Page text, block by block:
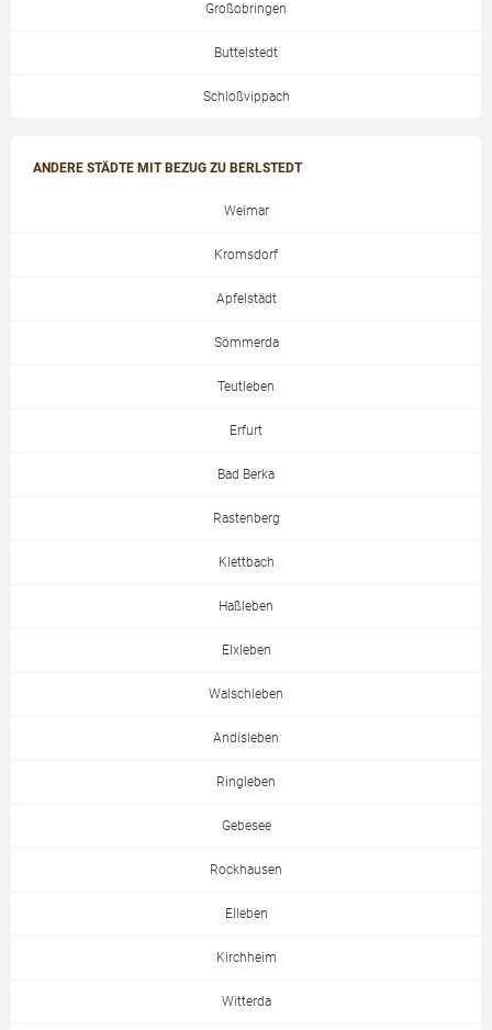
Großobringen
Buttelstedt
Schloßvippach
ANDERE STÄDTE MIT BEZUG ZU BERLSTEDT
Weimar
Kromsdorf
Apfelstädt
Sömmerda
Teutleben
Erfurt
Bad Berka
Rastenberg
Klettbach
Haßleben
Elxleben
Walschleben
Andisleben
Ringleben
Gebesee
Rockhausen
Elleben
Kirchheim
Witterda